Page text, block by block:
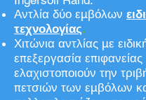
Αντλία δύο εμβόλων
τεχνολογίας.
Χιτώνια αντλίας με
επεξεργασία
ελαχιστοποιούν την
πετσιών των εμβόλων